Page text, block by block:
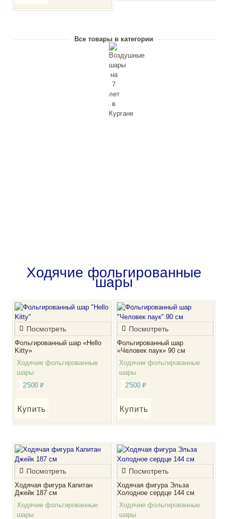
Все товары в категории
Ходячие фольгированные
шары
Посмотреть
Фольгированный шар «Hello
Kitty»
Ходячие фольгированные
шары
2'500 ₽
Купить
Посмотреть
Фольгированный шар
«Человек паук» 90 см
Ходячие фольгированные
шары
2'500 ₽
Купить
Посмотреть
Ходячая фигура Капитан
Джейк 187 см
Ходячие фольгированные
шары
Посмотреть
Ходячая фигура Эльза
Холодное сердце 144 см
Ходячие фольгированные
шары